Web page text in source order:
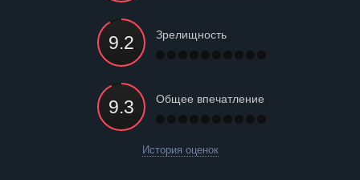
Зрелищность
Общее впечатление
История оценок